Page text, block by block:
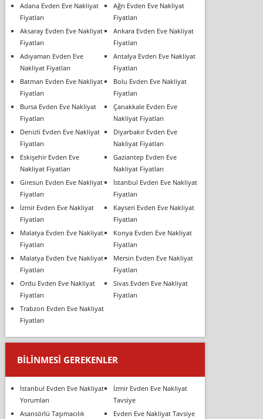
Adana Evden Eve Nakliyat
Fiyatları
Ağrı Evden Eve Nakliyat
Fiyatları
Aksaray Evden Eve Nakliyat
Fiyatları
Ankara Evden Eve Nakliyat
Fiyatları
Adıyaman Evden Eve
Nakliyat Fiyatları
Antalya Evden Eve Nakliyat
Fiyatları
Batman Evden Eve Nakliyat
Fiyatları
Bolu Evden Eve Nakliyat
Fiyatları
Bursa Evden Eve Nakliyat
Fiyatları
Çanakkale Evden Eve
Nakliyat Fiyatları
Denizli Evden Eve Nakliyat
Fiyatları
Diyarbakır Evden Eve
Nakliyat Fiyatları
Eskişehir Evden Eve
Nakliyat Fiyatları
Gaziantep Evden Eve
Nakliyat Fiyatları
Giresun Evden Eve Nakliyat
Fiyatları
İstanbul Evden Eve Nakliyat
Fiyatları
İzmir Evden Eve Nakliyat
Fiyatları
Kayseri Evden Eve Nakliyat
Fiyatları
Malatya Evden Eve Nakliyat
Fiyatları
Konya Evden Eve Nakliyat
Fiyatları
Malatya Evden Eve Nakliyat
Fiyatları
Mersin Evden Eve Nakliyat
Fiyatları
Ordu Evden Eve Nakliyat
Fiyatları
Sivas Evden Eve Nakliyat
Fiyatları
Trabzon Evden Eve Nakliyat
Fiyatları
BILINMESI GEREKENLER
İstanbul Evden Eve Nakliyat
Yorumları
İzmir Evden Eve Nakliyat
Tavsiye
Asansörlü Taşımacılık
Evden Eve Nakliyat Tavsiye